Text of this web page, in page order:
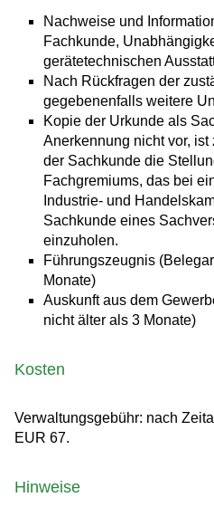
Nachweise und
Fachkunde,
gerätetechnischen
Nach Rückfragen der
gegebenenfalls weitere
Kopie der Urkunde als
Anerkennung nicht vor,
der Sachkunde die
Fachgremiums, das bei
Industrie- und
Sachkunde eines
einzuholen.
Führungszeugnis
Monate)
Auskunft aus dem
nicht älter als 3 Monate)
Kosten
Verwaltungsgebühr: nach
EUR 67.
Hinweise